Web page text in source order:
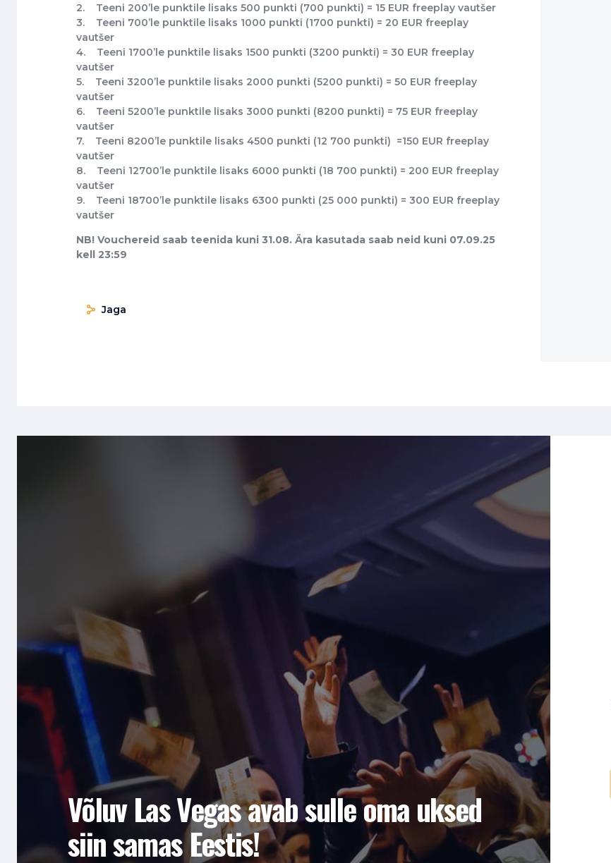
2. Teeni 200’le punktile lisaks 500 punkti (700 punkti) = 15 EUR freeplay vautšer
3. Teeni 700’le punktile lisaks 1000 punkti (1700 punkti) = 20 EUR freeplay
vautšer
4. Teeni 1700’le punktile lisaks 1500 punkti (3200 punkti) = 30 EUR freeplay
vautšer
5. Teeni 3200’le punktile lisaks 2000 punkti (5200 punkti) = 50 EUR freeplay
vautšer
6. Teeni 5200’le punktile lisaks 3000 punkti (8200 punkti) = 75 EUR freeplay
vautšer
7. Teeni 8200’le punktile lisaks 4500 punkti (12 700 punkti) =150 EUR freeplay
vautšer
8. Teeni 12700’le punktile lisaks 6000 punkti (18 700 punkti) = 200 EUR freeplay
vautšer
9. Teeni 18700’le punktile lisaks 6300 punkti (25 000 punkti) = 300 EUR freeplay
vautšer
NB! Vouchereid saab teenida kuni 31.08. Ära kasutada saab neid kuni 07.09.25
kell 23:59
Jaga
Võluv Las Vegas avab sulle oma uksed
siin samas Eestis!